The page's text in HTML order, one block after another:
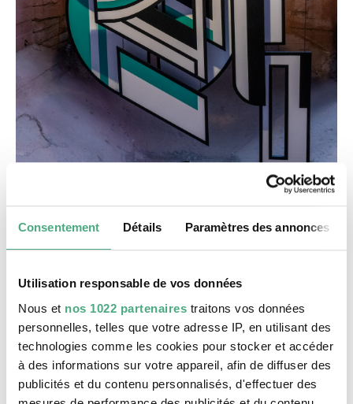
Consentement Détails Paramètres des annonces
Utilisation responsable de vos données
Nous et nos 1022 partenaires traitons vos données
personnelles, telles que votre adresse IP, en utilisant des
technologies comme les cookies pour stocker et accéder
à des informations sur votre appareil, afin de diffuser des
publicités et du contenu personnalisés, d'effectuer des
MickLaRock final
Copyright: Weltkulturerbe Völklinger Hütte / Karl
Datation
3 x 2,5 m
Matériau
Technique mixed
Description